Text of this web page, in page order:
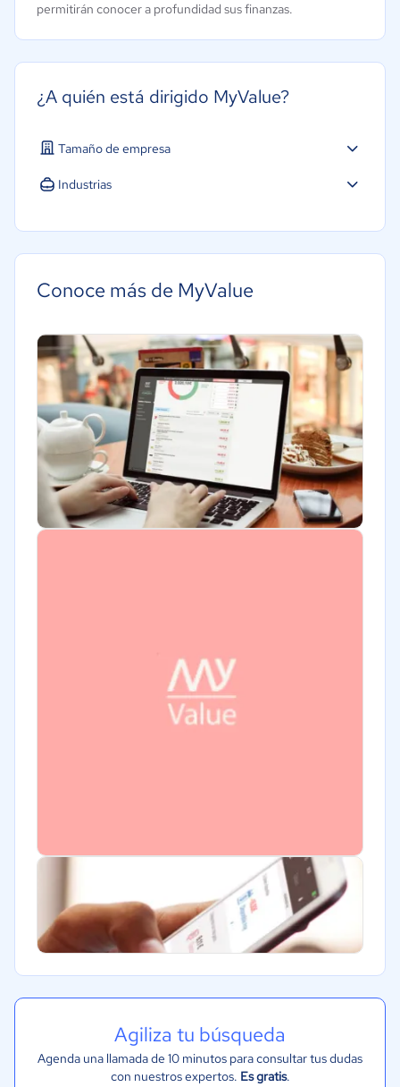
permitirán conocer a profundidad sus finanzas.
¿A quién está dirigido MyValue?
Tamaño de empresa
Industrias
Conoce más de MyValue
Agiliza tu búsqueda
Agenda una llamada de 10 minutos para consultar tus dudas
con nuestros expertos. Es gratis.